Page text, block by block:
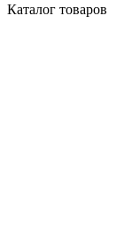
Каталог товаров